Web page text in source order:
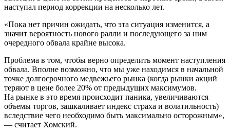
наступал период коррекции на несколько лет.
«Пока нет причин ожидать, что эта ситуация изменится, а
значит вероятность нового ралли и последующего за ним
очередного обвала крайне высока.
Проблема в том, чтобы верно определить момент наступления
обвала. Вполне возможно, что мы уже находимся в начальной
точке долгосрочного медвежьего рынка (когда рынки акций
теряют в цене более 20% от предыдущих максимумов.
На рынке в это время происходит паника, увеличиваются
объемы торгов, зашкаливает индекс страха и волатильность)
вследствие чего необходимо быть максимально осторожным»,
— считает Хомский.